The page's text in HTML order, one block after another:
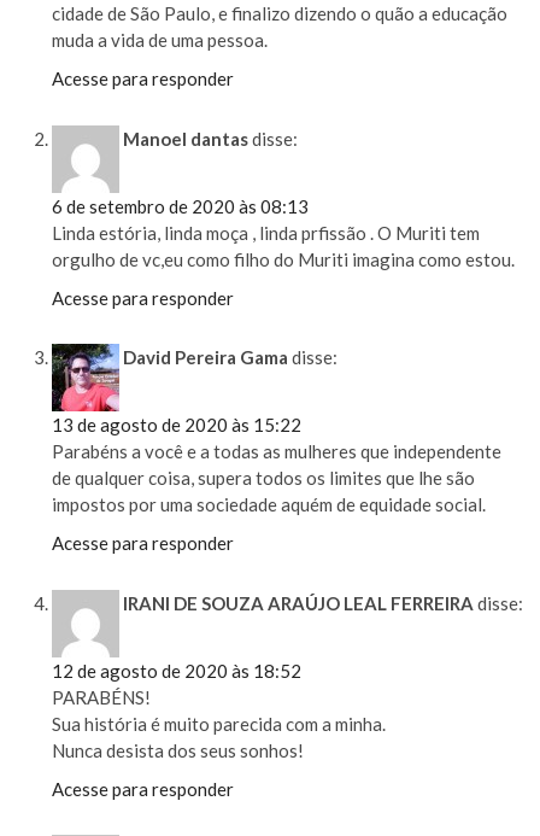
cidade de São Paulo, e finalizo dizendo o quão a educação
muda a vida de uma pessoa.
Acesse para responder
Manoel dantasdisse:
6 de setembro de 2020 às 08:13
Linda estória, linda moça , linda prfissão . O Muriti tem
orgulho de vc,eu como filho do Muriti imagina como estou.
Acesse para responder
David Pereira Gama disse:
13 de agosto de 2020 às 15:22
Parabéns a você e a todas as mulheres que independente
de qualquer coisa, supera todos os limites que lhe são
impostos por uma sociedade aquém de equidade social.
Acesse para responder
IRANI DE SOUZA ARAÚJO LEAL FERREIRA disse:
12 de agosto de 2020 às 18:52
PARABÉNS!
Sua história é muito parecida com a minha.
Nunca desista dos seus sonhos!
Acesse para responder